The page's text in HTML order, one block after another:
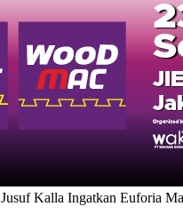
Jusuf Kalla Ingatkan Euforia